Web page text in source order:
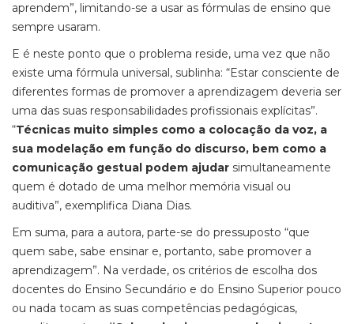
aprendem”, limitando-se a usar as fórmulas de ensino que
sempre usaram.
E é neste ponto que o problema reside, uma vez que não
existe uma fórmula universal, sublinha: “Estar consciente de
diferentes formas de promover a aprendizagem deveria ser
uma das suas responsabilidades profissionais explícitas”.
“Técnicas muito simples como a colocação da voz, a
sua modelação em função do discurso, bem como a
comunicação gestual podem ajudar simultaneamente
quem é dotado de uma melhor memória visual ou
auditiva”, exemplifica Diana Dias.
Em suma, para a autora, parte-se do pressuposto “que
quem sabe, sabe ensinar e, portanto, sabe promover a
aprendizagem”. Na verdade, os critérios de escolha dos
docentes do Ensino Secundário e do Ensino Superior pouco
ou nada tocam as suas competências pedagógicas,